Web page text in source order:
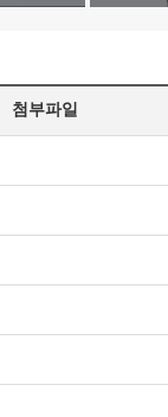
첨부파일